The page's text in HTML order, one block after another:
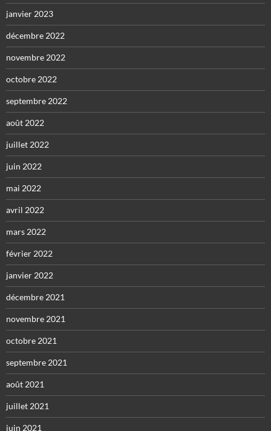
janvier 2023
décembre 2022
novembre 2022
octobre 2022
septembre 2022
août 2022
juillet 2022
juin 2022
mai 2022
avril 2022
mars 2022
février 2022
janvier 2022
décembre 2021
novembre 2021
octobre 2021
septembre 2021
août 2021
juillet 2021
juin 2021